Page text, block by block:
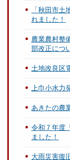
「秋田市
れました！
農業農村整
部改正につ
土地改良区
上巾小水力
あきたの農
令和７年度
ました！
大雨災害復